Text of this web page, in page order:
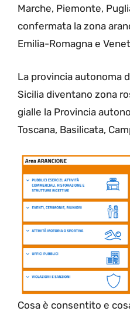
Marche, Piemonte,
confermata la zona
Emilia-Romagna e
La provincia autonoma
Sicilia diventano zona
gialle la Provincia
Toscana, Basilicata,
Cosa è consentito e